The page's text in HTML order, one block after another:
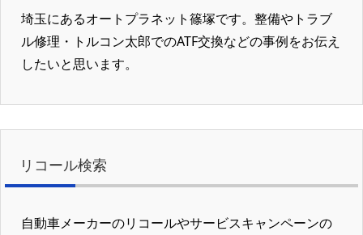
埼玉にあるオートプラネット篠塚です。整備やトラブ
ル修理・トルコン太郎でのATF交換などの事例をお伝え
したいと思います。
リコール検索
自動車メーカーのリコールやサービスキャンペーンの